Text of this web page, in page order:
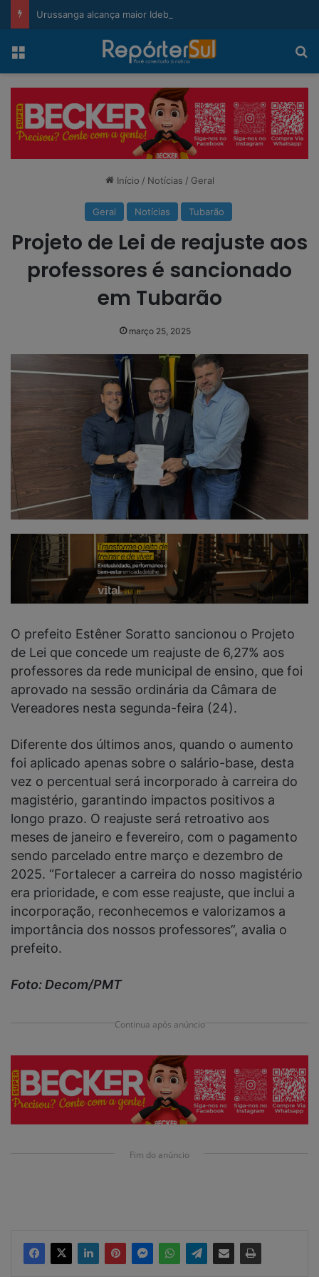
Menu
Início / Notícias / Geral
Geral Notícias Tubarão
Projeto de Lei de reajuste aos
professores é sancionado
em Tubarão
março 25, 2025
O prefeito Estêner Soratto sancionou o Projeto
de Lei que concede um reajuste de 6,27% aos
professores da rede municipal de ensino, que foi
aprovado na sessão ordinária da Câmara de
Vereadores nesta segunda-feira (24).
Diferente dos últimos anos, quando o aumento
foi aplicado apenas sobre o salário-base, desta
vez o percentual será incorporado à carreira do
magistério, garantindo impactos positivos a
longo prazo. O reajuste será retroativo aos
meses de janeiro e fevereiro, com o pagamento
sendo parcelado entre março e dezembro de
2025. “Fortalecer a carreira do nosso magistério
era prioridade, e com esse reajuste, que inclui a
incorporação, reconhecemos e valorizamos a
importância dos nossos professores”, avalia o
prefeito.
Foto: Decom/PMT
Continua após anúncio
Fim do anúncio